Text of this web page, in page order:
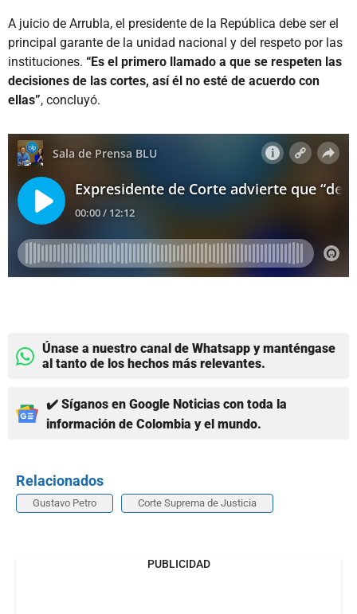
A juicio de Arrubla, el presidente de la República debe ser el
principal garante de la unidad nacional y del respeto por las
instituciones. “Es el primero llamado a que se respeten las
decisiones de las cortes, así él no esté de acuerdo con
ellas”, concluyó.
Únase a nuestro canal de Whatsapp y manténgase
al tanto de los hechos más relevantes.
✔️ Síganos en Google Noticias con toda la
información de Colombia y el mundo.
Relacionados
Gustavo Petro Corte Suprema de Justicia
PUBLICIDAD